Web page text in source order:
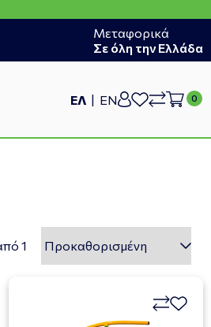
Μεταφορικά
Σε όλη την Ελλάδα
ΕΛ EN
1